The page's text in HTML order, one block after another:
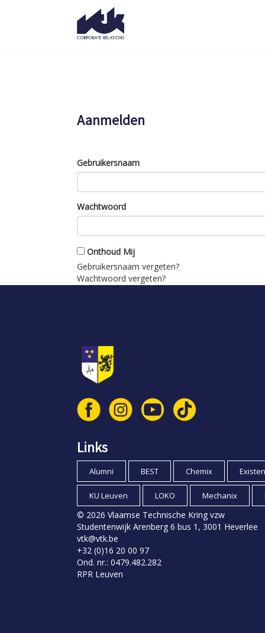
Aanmelden
Gebruikersnaam
Wachtwoord
Onthoud Mij
Gebruikersnaam vergeten?
Wachtwoord vergeten?
Links
Alumni BEST Chemix
KU Leuven LOKO Mechanix
© 2026 Vlaamse Technische Kring vzw
Studentenwijk Arenberg 6 bus 1, 3001 Heverlee
vtk@vtk.be
+32 (0)16 20 00 97
Ond. nr.: 0479.482.282
RPR Leuven